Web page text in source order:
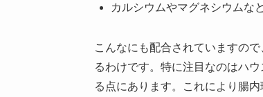
カルシウムやマグネシウムな
こんなにも配合されていますの
るわけです。特に注目なのはハ
る点にあります。これにより腸内